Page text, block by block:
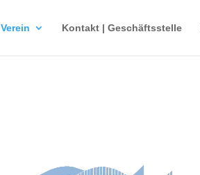
Verein Kontakt | Geschäftsstelle